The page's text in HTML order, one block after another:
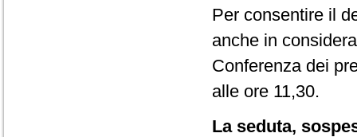
Per consentire il
anche in
Conferenza dei
alle ore 11,30.
La seduta,